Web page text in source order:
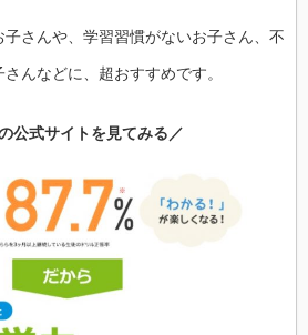
さんや、学習習慣がないお子さん、不
んなどに、超おすすめです。
公式サイトを見てみる／